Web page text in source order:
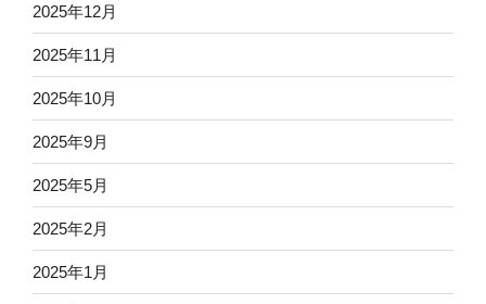
2025年12月
2025年11月
2025年10月
2025年9月
2025年5月
2025年2月
2025年1月